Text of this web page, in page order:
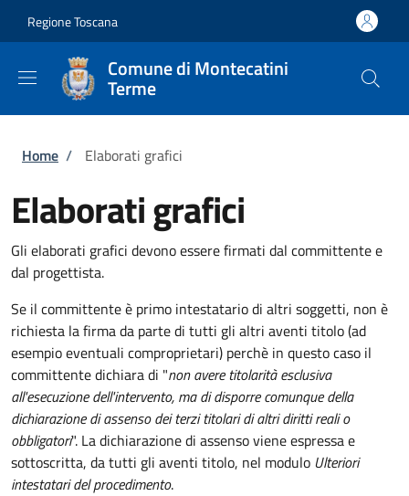
Regione Toscana
Comune di Montecatini
Terme
Briciole di pane
Home / Elaborati grafici
Elaborati grafici
Gli elaborati grafici devono essere firmati dal committente e
dal progettista.
Se il committente è primo intestatario di altri soggetti, non è
richiesta la firma da parte di tutti gli altri aventi titolo (ad
esempio eventuali comproprietari) perchè in questo caso il
committente dichiara di "non avere titolarità esclusiva
all'esecuzione dell'intervento, ma di disporre comunque della
dichiarazione di assenso dei terzi titolari di altri diritti reali o
obbligatori". La dichiarazione di assenso viene espressa e
sottoscritta, da tutti gli aventi titolo, nel modulo Ulteriori
intestatari del procedimento.